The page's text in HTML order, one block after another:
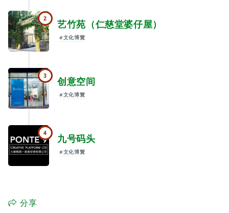
2 艺竹苑（仁慈堂婆仔屋）
#文化博覽
3 创意空间
#文化博覽
4 九号码头
#文化博覽
分享